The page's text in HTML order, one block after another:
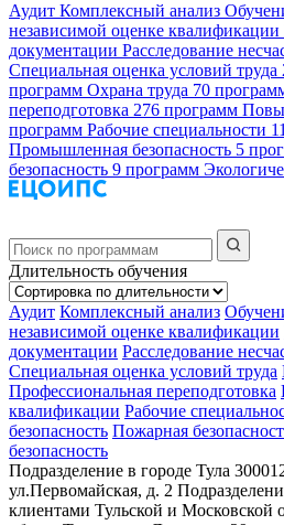
Аудит Комплексный анализ
независимой оценке квалификации
документации Расследование
Специальная оценка условий труда
программ Охрана труда 70
переподготовка 276 программ
программ Рабочие специальности
Промышленная безопасность 5
безопасность 9 программ
Длительность обучения
Аудит Комплексный анализ
независимой оценке квалификации
документации Расследование
Специальная оценка условий труда
Профессиональная переподготовка
квалификации Рабочие
безопасность Пожарная
безопасность
Подразделение в городе Тула
ул.Первомайская, д. 2
клиентами Тульской и Московской